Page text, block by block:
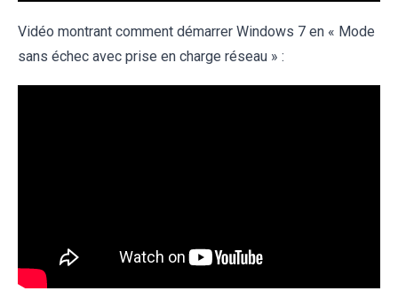
Vidéo montrant comment démarrer Windows 7 en « Mode
sans échec avec prise en charge réseau » :